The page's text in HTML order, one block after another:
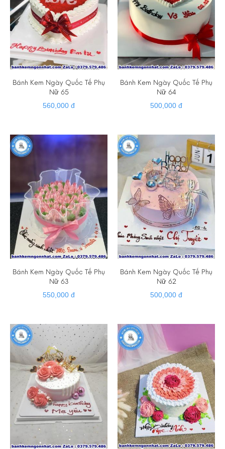
Bánh Kem Ngày Quốc Tế Phụ
Nữ 65
560,000 đ
Bánh Kem Ngày Quốc Tế Phụ
Nữ 64
500,000 đ
Bánh Kem Ngày Quốc Tế Phụ
Nữ 63
550,000 đ
Bánh Kem Ngày Quốc Tế Phụ
Nữ 62
500,000 đ